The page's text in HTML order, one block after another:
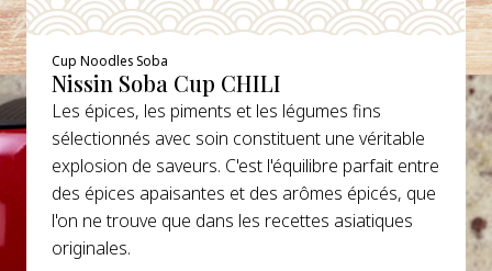
Cup Noodles Soba
Nissin Soba Cup CHILI
Les épices, les piments et les légumes fins
sélectionnés avec soin constituent une véritable
explosion de saveurs. C'est l'équilibre parfait entre
des épices apaisantes et des arômes épicés, que
l'on ne trouve que dans les recettes asiatiques
originales.